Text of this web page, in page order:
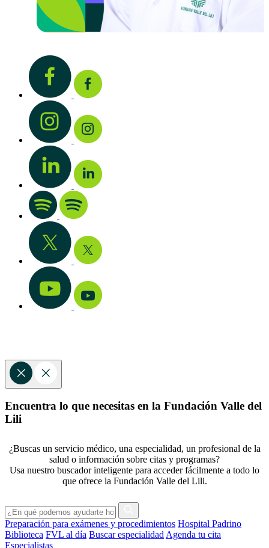
Encuentra lo que necesitas en la Fundación Valle del
Lili
¿Buscas un servicio médico, una especialidad, un profesional de la
salud o información sobre citas y programas?
Usa nuestro buscador inteligente para acceder fácilmente a todo lo
que ofrece la Fundación Valle del Lili.
Preparación para exámenes y procedimientos Hospital Padrino
Biblioteca FVL al día Buscar especialidad Agenda tu cita
Especialistas